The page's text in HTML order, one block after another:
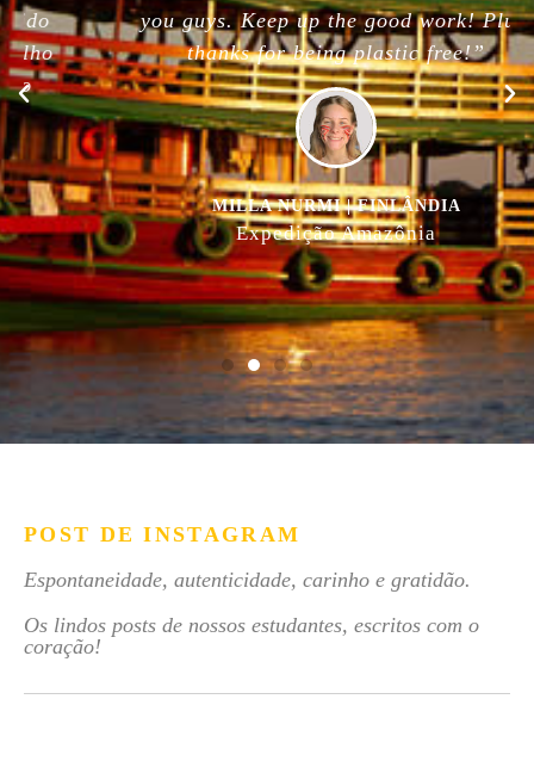
you guys. Keep up the good work! Plus,
thanks for being plastic free!”
MILLA NURMI | FINLÂNDIA
Expedição Amazônia
POST DE INSTAGRAM
Espontaneidade, autenticidade, carinho e gratidão.
Os lindos posts de nossos estudantes, escritos com o
coração!